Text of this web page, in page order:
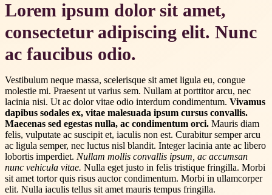
Lorem ipsum dolor sit amet,
consectetur adipiscing elit. Nunc
ac faucibus odio.
Vestibulum neque massa, scelerisque sit amet ligula eu, congue
molestie mi. Praesent ut varius sem. Nullam at porttitor arcu, nec
lacinia nisi. Ut ac dolor vitae odio interdum condimentum. Vivamus
dapibus sodales ex, vitae malesuada ipsum cursus convallis.
Maecenas sed egestas nulla, ac condimentum orci. Mauris diam
felis, vulputate ac suscipit et, iaculis non est. Curabitur semper arcu
ac ligula semper, nec luctus nisl blandit. Integer lacinia ante ac libero
lobortis imperdiet. Nullam mollis convallis ipsum, ac accumsan
nunc vehicula vitae. Nulla eget justo in felis tristique fringilla. Morbi
sit amet tortor quis risus auctor condimentum. Morbi in ullamcorper
elit. Nulla iaculis tellus sit amet mauris tempus fringilla.